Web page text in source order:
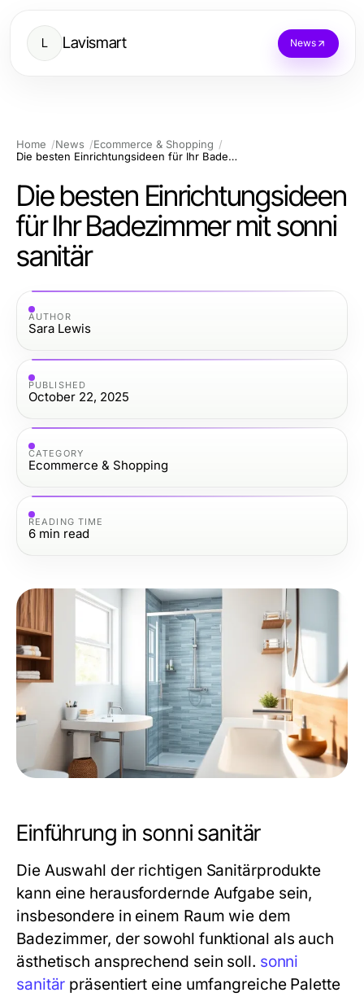
L Lavismart News
Home News
Ecommerce & Shopping
Die besten Einrichtungsideen für Ihr Badezimmer mit sonni sanitär
Die besten Einrichtungsideen
für Ihr Badezimmer mit sonni
sanitär
AUTHOR
Sara Lewis
PUBLISHED
October 22, 2025
CATEGORY
Ecommerce & Shopping
READING TIME
6 min read
Einführung in sonni sanitär
Die Auswahl der richtigen Sanitärprodukte
kann eine herausfordernde Aufgabe sein,
insbesondere in einem Raum wie dem
Badezimmer, der sowohl funktional als auch
ästhetisch ansprechend sein soll. sonni
sanitär präsentiert eine umfangreiche Palette